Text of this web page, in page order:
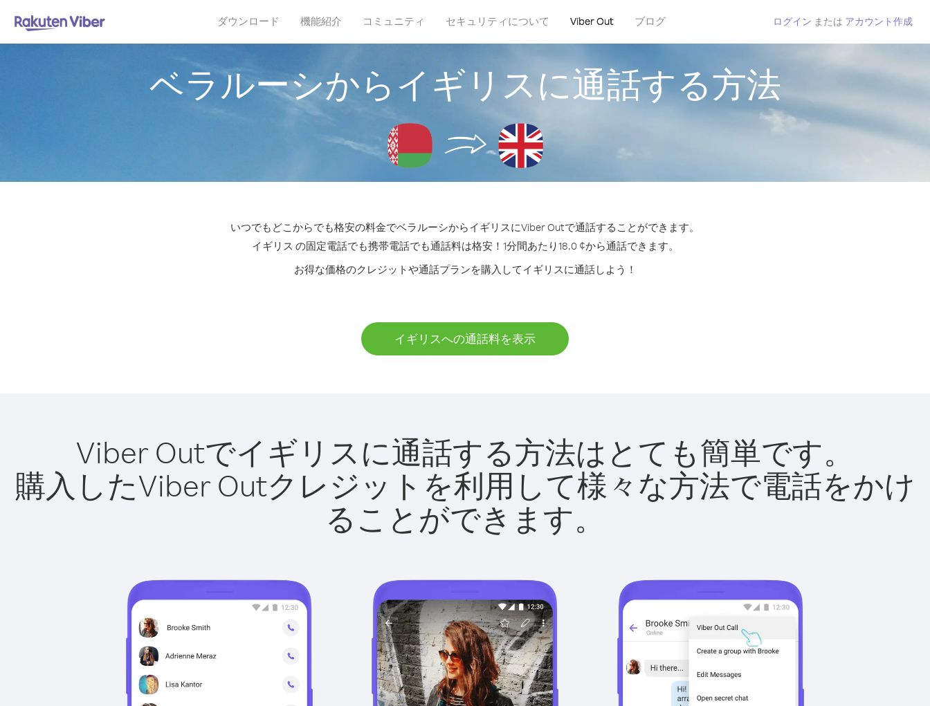
ダウンロード 機能紹介 コミュニティ セキュリティについて Viber Out ブログ ログイン または アカウント作成
ベラルーシからイギリスに通話する方法
いつでもどこからでも格安の料金でベラルーシからイギリスにViber Outで通話することができます。
イギリス の固定電話でも携帯電話でも通話料は格安！1分間あたり18.0 ¢から通話できます。
お得な価格のクレジットや通話プランを購入してイギリスに通話しよう！
イギリスへの通話料を表示
Viber Outでイギリスに通話する方法はとても簡単です。
購入したViber Outクレジットを利用して様々な方法で電話をかけ
ることができます。